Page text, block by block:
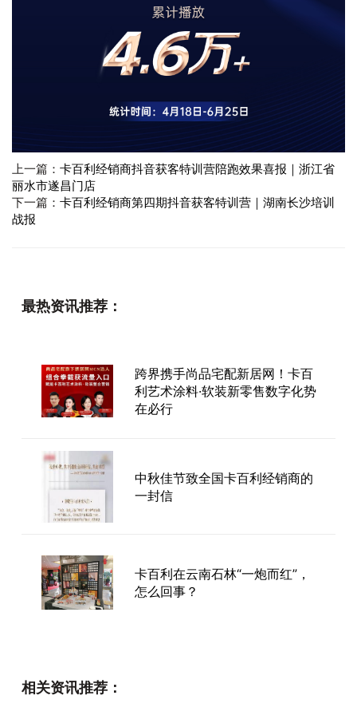
上一篇： 卡百利经销商抖音获客特训营陪跑效果喜报｜浙江省
丽水市遂昌门店
下一篇： 卡百利经销商第四期抖音获客特训营｜湖南长沙培训
战报
最热资讯推荐：
跨界携手尚品宅配新居网！卡百
利艺术涂料·软装新零售数字化势
在必行
中秋佳节致全国卡百利经销商的
一封信
卡百利在云南石林“一炮而红”，
怎么回事？
相关资讯推荐：